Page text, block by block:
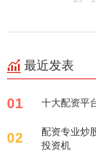
最近发表
01 十大配资平
02
配资专业炒
投资机